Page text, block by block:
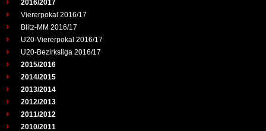
2016/2017
Viererpokal 2016/17
Blitz-MM 2016/17
U20-Viererpokal 2016/17
U20-Bezirksliga 2016/17
2015/2016
2014/2015
2013/2014
2012/2013
2011/2012
2010/2011